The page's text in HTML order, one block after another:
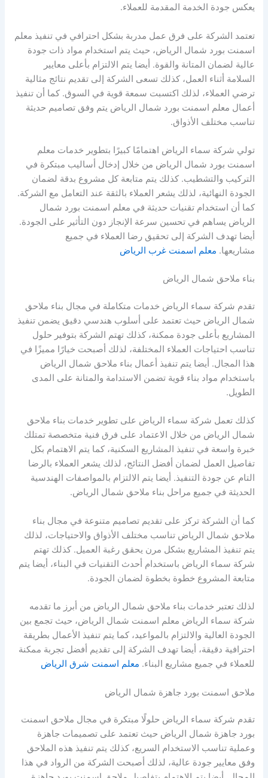
يعكس جودة الخدمة المقدمة للعملاء.
تعتمد الشركة على فرق عمل مدربة بشكل احترافي في تنفيذ معلم
اسمنت بورد شمال الرياض، حيث يتم استخدام مواد ذات جودة
عالية لضمان المتانة والقوة. أيضا يتم الالتزام بأعلى معايير
السلامة أثناء العمل، كذلك تسعى الشركة إلى تقديم نتائج مثالية
ترضي العملاء، لذلك اكتسبت سمعة قوية في السوق. كما أن تنفيذ
أعمال معلم اسمنت بورد شمال الرياض يتم وفق تصاميم حديثة
تناسب مختلف الأذواق.
تولي شركة سماء الرياض اهتمامًا كبيرًا بتطوير خدمات معلم
اسمنت بورد شمال الرياض من خلال إدخال أساليب مبتكرة في
التركيب والتشطيب. كذلك يتم متابعة كل مشروع بدقة لضمان
الجودة النهائية، لذلك يشعر العملاء بالثقة عند التعامل مع الشركة.
كما أن استخدام تقنيات حديثة في معلم اسمنت بورد شمال
الرياض يساهم في تحسين سرعة الإنجاز دون التأثير على الجودة.
أيضا تهدف الشركة إلى تحقيق رضا العملاء في جميع
مشاريعها. معلم اسمنت غرب الرياض
بناء ملاحق شمال الرياض
تقدم شركة سماء الرياض خدمات متكاملة في مجال بناء ملاحق
شمال الرياض حيث تعتمد على أسلوب هندسي دقيق يضمن تنفيذ
المشاريع بأعلى جودة ممكنة، كذلك تهتم الشركة بتوفير حلول
تناسب احتياجات العملاء المختلفة، لذلك أصبحت خيارًا مميزًا في
هذا المجال. أيضا يتم تنفيذ أعمال بناء ملاحق شمال الرياض
باستخدام مواد بناء قوية تضمن الاستدامة والمتانة على المدى
الطويل.
كذلك تعمل شركة سماء الرياض على تطوير خدمات بناء ملاحق
شمال الرياض من خلال الاعتماد على فرق فنية متخصصة تمتلك
خبرة واسعة في تنفيذ المشاريع السكنية، كما يتم الاهتمام بكل
تفاصيل العمل لضمان أفضل النتائج، لذلك يشعر العملاء بالرضا
التام عن جودة التنفيذ. أيضا يتم الالتزام بالمواصفات الهندسية
الحديثة في جميع مراحل بناء ملاحق شمال الرياض.
كما أن الشركة تركز على تقديم تصاميم متنوعة في مجال بناء
ملاحق شمال الرياض تناسب مختلف الأذواق والاحتياجات، لذلك
يتم تنفيذ المشاريع بشكل مرن يحقق رغبة العميل. كذلك تهتم
شركة سماء الرياض باستخدام أحدث التقنيات في البناء، أيضا يتم
متابعة المشروع خطوة بخطوة لضمان الجودة.
لذلك تعتبر خدمات بناء ملاحق شمال الرياض من أبرز ما تقدمه
شركة سماء الرياض معلم اسمنت شمال الرياض، حيث تجمع بين
الجودة العالية والالتزام بالمواعيد، كما يتم تنفيذ الأعمال بطريقة
احترافية دقيقة، أيضا تهدف الشركة إلى تقديم أفضل تجربة ممكنة
للعملاء في جميع مشاريع البناء. معلم اسمنت شرق الرياض
ملاحق اسمنت بورد جاهزة شمال الرياض
تقدم شركة سماء الرياض حلولًا مبتكرة في مجال ملاحق اسمنت
بورد جاهزة شمال الرياض حيث تعتمد على تصميمات جاهزة
وعملية تناسب الاستخدام السريع، كذلك يتم تنفيذ هذه الملاحق
وفق معايير جودة عالية، لذلك أصبحت الشركة من الرواد في هذا